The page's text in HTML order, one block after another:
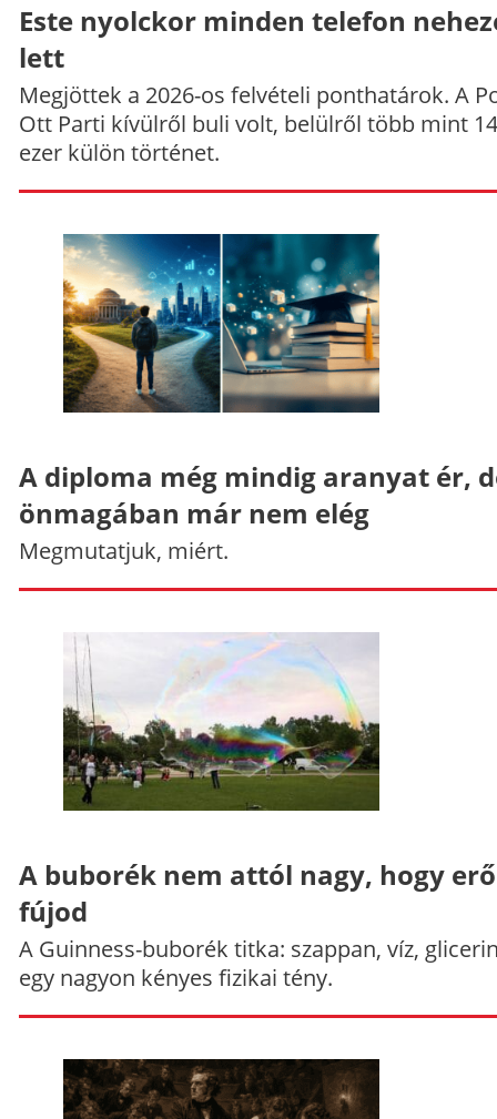
Este nyolckor minden telefon
lett
Megjöttek a 2026-os felvételi ponthatárok. A
Ott Parti kívülről buli volt, belülről több mint
ezer külön történet.
A diploma még mindig aranyat ér,
önmagában már nem elég
Megmutatjuk, miért.
A buborék nem attól nagy, hogy
fújod
A Guinness-buborék titka: szappan, víz,
egy nagyon kényes fizikai tény.